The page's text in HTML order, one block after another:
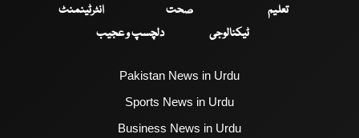
تعلیم
صحت
انٹرٹینمنٹ
ٹیکنالوجی
دلچسپ و عجیب
Pakistan News in Urdu
Sports News in Urdu
Business News in Urdu